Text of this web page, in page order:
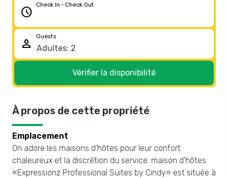
schedule
Check In - Check Out
person
Guests
Vérifier la disponibilité
À propos de cette propriété
Emplacement
On adore les maisons d’hôtes pour leur confort
chaleureux et la discrétion du service. maison d’hôtes
«Expressionz Professional Suites by Cindy» est située à